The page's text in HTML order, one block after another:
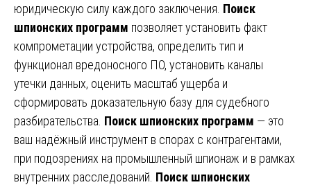
юридическую силу каждого заключения. Поиск
шпионских программ позволяет установить факт
компрометации устройства, определить тип и
функционал вредоносного ПО, установить каналы
утечки данных, оценить масштаб ущерба и
сформировать доказательную базу для судебного
разбирательства. Поиск шпионских программ — это
ваш надёжный инструмент в спорах с контрагентами,
при подозрениях на промышленный шпионаж и в рамках
внутренних расследований. Поиск шпионских